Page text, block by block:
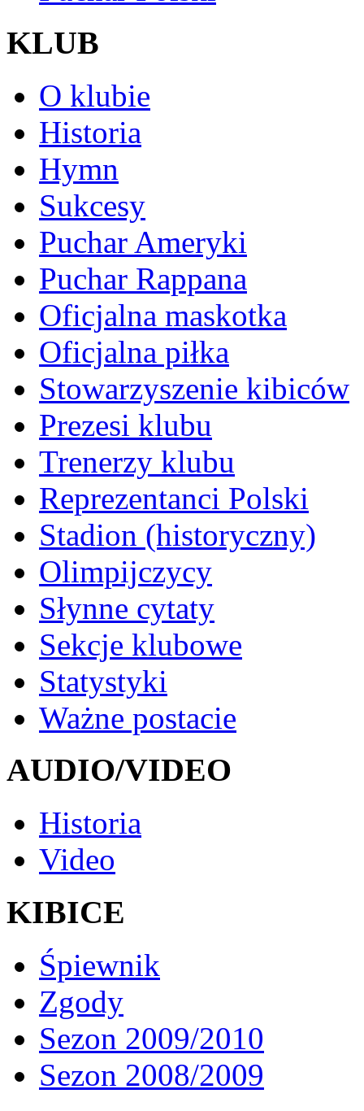
KLUB
O klubie
Historia
Hymn
Sukcesy
Puchar Ameryki
Puchar Rappana
Oficjalna maskotka
Oficjalna piłka
Stowarzyszenie kibiców
Prezesi klubu
Trenerzy klubu
Reprezentanci Polski
Stadion (historyczny)
Olimpijczycy
Słynne cytaty
Sekcje klubowe
Statystyki
Ważne postacie
AUDIO/VIDEO
Historia
Video
KIBICE
Śpiewnik
Zgody
Sezon 2009/2010
Sezon 2008/2009